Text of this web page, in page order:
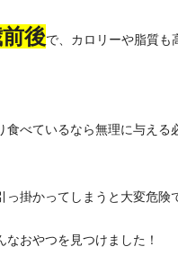
後で、カロリーや脂質も
べているなら無理に与える
掛かってしまうと大変危険
おやつを見つけました！